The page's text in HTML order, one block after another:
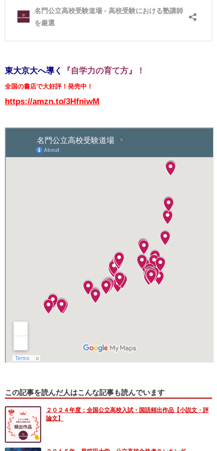
東大京大へ導く 『自学力の育て方』！
全国の書店で大好評！発売中！
https://amzn.to/3HfniwM
この記事を読んだ人はこんな記事も読んでいます
２０２４年度：全国公立高校入試・国語頻出作品【小説文・評
論文】